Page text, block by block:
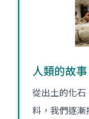
人類的故事
從出土的化石
料，我們逐漸